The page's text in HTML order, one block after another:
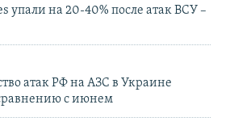
упали на 20-40% после атак ВСУ –
атак РФ на АЗС в Украине
с июнем